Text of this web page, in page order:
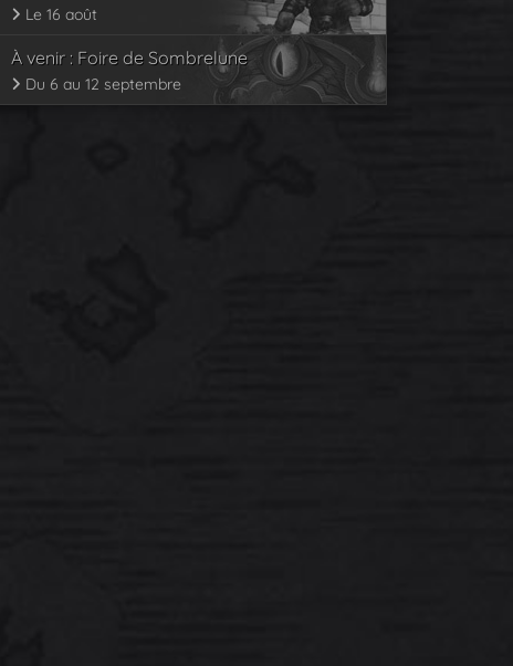
Le 16 août
À venir : Foire de Sombrelune
Du 6 au 12 septembre